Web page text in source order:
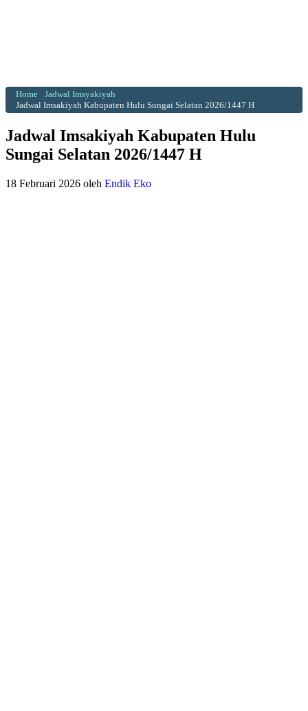
Home
Jadwal Imsyakiyah
Jadwal Imsakiyah Kabupaten Hulu Sungai Selatan 2026/1447 H
Jadwal Imsakiyah Kabupaten Hulu
Sungai Selatan 2026/1447 H
18 Februari 2026 oleh Endik Eko